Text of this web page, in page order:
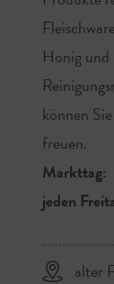
Honig
können
freuen.
Markttag:
jeden
alter